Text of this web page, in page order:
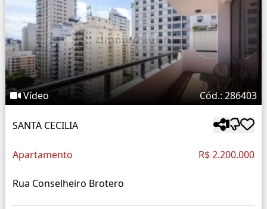
Vídeo Cód.: 286403
SANTA CECILIA
Apartamento R$ 2.200.000
Rua Conselheiro Brotero